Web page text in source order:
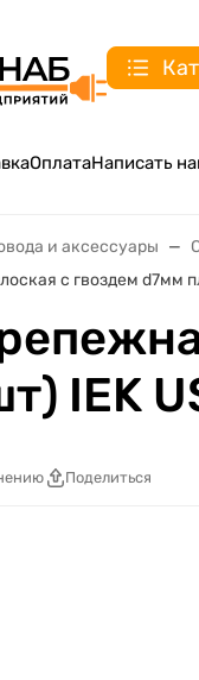
ОплатаНаписать
и аксессуары
с гвоздем d7мм
IEK
Поделиться